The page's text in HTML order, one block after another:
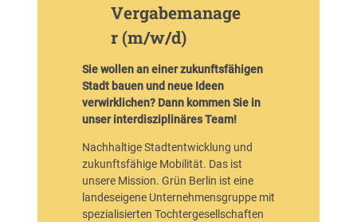
b
e
a
n
a
g
r
*
i
n
Vergabemanage
r (m/w/d)
Sie wollen an einer zukunftsfähigen
Stadt bauen und neue Ideen
verwirklichen? Dann kommen Sie in
unser interdisziplinäres Team!
Nachhaltige Stadtentwicklung und
zukunftsfähige Mobilität. Das ist
unsere Mission. Grün Berlin ist eine
landeseigene Unternehmensgruppe mit
spezialisierten Tochtergesellschaften